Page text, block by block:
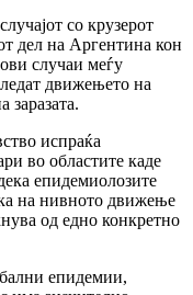
со крузерот
дел на Аргентина кон
случаи меѓу
движењето на
испраќа
во областите каде
епидемиолозите
на нивното движење
од едно конкретно
епидемии,